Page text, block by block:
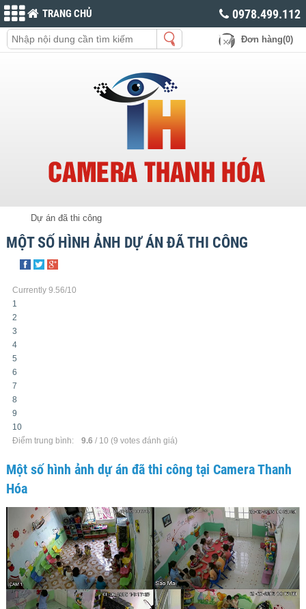
TRANG CHỦ 0978.499.112
Đơn hàng(0)
Dự án đã thi công
MỘT SỐ HÌNH ẢNH DỰ ÁN ĐÃ THI CÔNG
Currently 9.56/10
1
2
3
4
5
6
7
8
9
10
Điểm trung bình:
9.6 / 10 (9 votes đánh giá)
Một số hình ảnh dự án đã thi công tại Camera Thanh
Hóa